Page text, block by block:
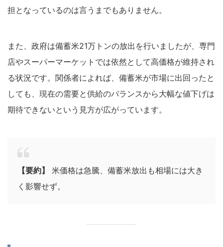
担となっているのは言うまでもありません。
また、政府は備蓄米21万トンの放出を行いましたが、専門
店やスーパーマーケットでは依然として高価格が維持され
る状況です。関係者によれば、備蓄米が市場に出回ったと
しても、現在の需要と供給のバランスから大幅な値下げは
期待できないという見方が広がっています。
【要約】
米価格は急騰、備蓄米放出も相場には大き
く影響せず。